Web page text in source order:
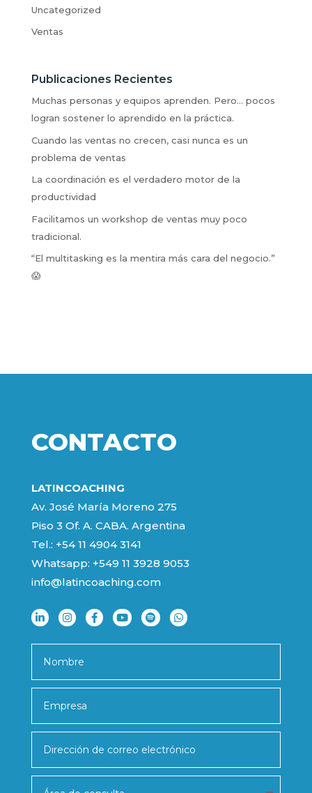
Uncategorized
Ventas
Publicaciones Recientes
Muchas personas y equipos aprenden. Pero… pocos
logran sostener lo aprendido en la práctica.
Cuando las ventas no crecen, casi nunca es un
problema de ventas
La coordinación es el verdadero motor de la
productividad
Facilitamos un workshop de ventas muy poco
tradicional.
“El multitasking es la mentira más cara del negocio.”
😱
CONTACTO
LATINCOACHING
Av. José María Moreno 275
Piso 3 Of. A. CABA. Argentina
Tel.: +54 11 4904 3141
Whatsapp: +549 11 3928 9053
info@latincoaching.com